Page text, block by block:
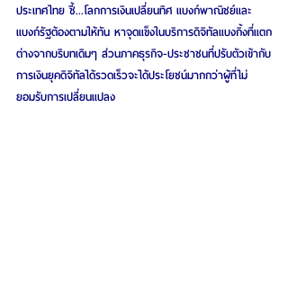
ประเทศไทย ชี้...โลกการเงินเปลี่ยนทิศ แบงก์พาณิชย์และ
แบงก์รัฐต้องตามให้ทัน หาจุดแข็งในบริการดิจิทัลแบงกิ้งที่แตก
ต่างจากบริบทเดิมๆ ส่วนภาคธุรกิจ-ประชาชนที่ปรับตัวเข้ากับ
การเงินยุคดิจิทัลได้รวดเร็วจะได้ประโยชน์มากกว่าผู้ที่ไม่
ยอมรับการเปลี่ยนแปลง